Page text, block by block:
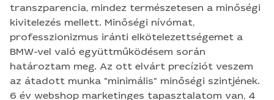
az átadott munka "minimális" minőségi szintjének.
6 év webshop marketinges tapasztalatom van, 4
évig szolgáltatás-marketing volt a fő
csapásvonal. A 2 év online újságírás során 4581
cikkem jelent meg. Azóta további 1500+ tartalmat
írtam és fordítottam változatos weboldalak
számára. Mindemellett SEO írással, webshopok
transzparencia, mindez természetesen a minőségi
kivitelezés mellett. Minőségi nívómat,
professzionizmus iránti elkötelezettségemet a
BMW-vel való együttműködésem során
határoztam meg. Az ott elvárt precíziót veszem
az átadott munka "minimális" minőségi szintjének.
6 év webshop marketinges tapasztalatom van, 4